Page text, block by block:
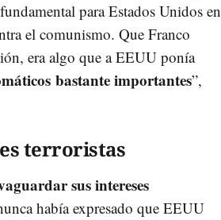
para Estados Unidos en
el comunismo. Que Franco
era algo que a EEUU ponía
bastante importantes”,
terroristas
sus intereses
había expresado que EEUU